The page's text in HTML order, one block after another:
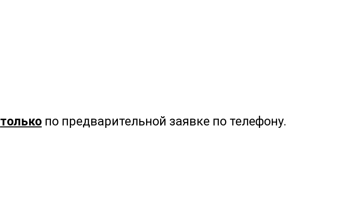
только по предварительной заявке по телефону.